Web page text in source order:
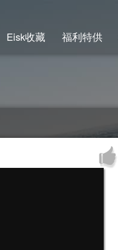
Eisk收藏 福利特供